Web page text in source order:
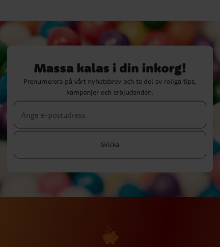
Massa kalas i din inkorg!
Prenumerera på vårt nyhetsbrev och ta del av roliga tips,
kampanjer och erbjudanden.
Skicka